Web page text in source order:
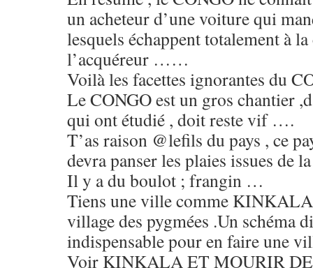
un acheteur d’une voiture qui
lesquels échappent totalement à
l’acquéreur ……
Voilà les facettes ignorantes du
Le CONGO est un gros chantier
qui ont étudié , doit reste vif ….
T’as raison @lefils du pays , ce
devra panser les plaies issues de
Il y a du boulot ; frangin …
Tiens une ville comme
village des pygmées .Un schéma
indispensable pour en faire une
Voir KINKALA ET MOURIR